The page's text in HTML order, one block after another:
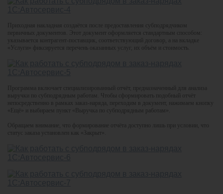
Приходная накладная создаётся после предоставления субподрядчиком
первичных документов. Этот документ оформляется стандартным способом:
указывается контрагент-поставщик, соответствующий договор, а на вкладке
«Услуги» фиксируется перечень оказанных услуг, их объём и стоимость.
Программа включает специализированный отчёт, предназначенный для анализа
выручки по субподрядным работам. Чтобы сформировать подобный отчёт
непосредственно в рамках заказ-наряда, переходим в документ, нажимаем кнопку
«Ещё» и выбираем пункт «Выручка по субподрядным работам».
Обращаем внимание, что формирование отчёта доступно лишь при условии, что
статус заказа установлен как «Закрыт».